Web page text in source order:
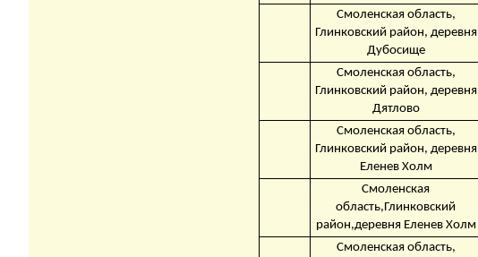
Смоленская область,
Глинковский район, деревня
Дубосище
Смоленская область,
Глинковский район, деревня
Дятлово
Смоленская область,
Глинковский район, деревня
Еленев Холм
Смоленская
область,Глинковский
район,деревня Еленев Холм
Смоленская область,